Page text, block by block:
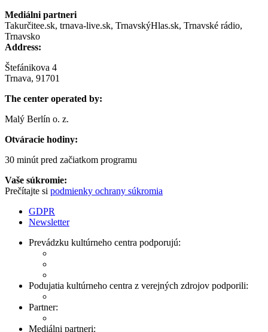
Mediálni partneri
Takurčitee.sk, trnava-live.sk, TrnavskýHlas.sk, Trnavské rádio,
Trnavsko
Address:
Štefánikova 4
Trnava, 91701
The center operated by:
Malý Berlín o. z.
Otváracie hodiny:
30 minút pred začiatkom programu
Vaše súkromie:
Prečítajte si podmienky ochrany súkromia
GDPR
Newsletter
Prevádzku kultúrneho centra podporujú:
Podujatia kultúrneho centra z verejných zdrojov podporili:
Partner:
Mediálni partneri: